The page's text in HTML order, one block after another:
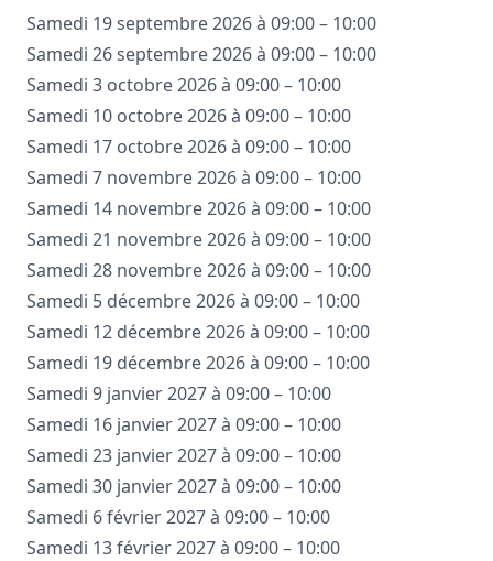
Samedi 19 septembre 2026 à 09:00 – 10:00
Samedi 26 septembre 2026 à 09:00 – 10:00
Samedi 3 octobre 2026 à 09:00 – 10:00
Samedi 10 octobre 2026 à 09:00 – 10:00
Samedi 17 octobre 2026 à 09:00 – 10:00
Samedi 7 novembre 2026 à 09:00 – 10:00
Samedi 14 novembre 2026 à 09:00 – 10:00
Samedi 21 novembre 2026 à 09:00 – 10:00
Samedi 28 novembre 2026 à 09:00 – 10:00
Samedi 5 décembre 2026 à 09:00 – 10:00
Samedi 12 décembre 2026 à 09:00 – 10:00
Samedi 19 décembre 2026 à 09:00 – 10:00
Samedi 9 janvier 2027 à 09:00 – 10:00
Samedi 16 janvier 2027 à 09:00 – 10:00
Samedi 23 janvier 2027 à 09:00 – 10:00
Samedi 30 janvier 2027 à 09:00 – 10:00
Samedi 6 février 2027 à 09:00 – 10:00
Samedi 13 février 2027 à 09:00 – 10:00